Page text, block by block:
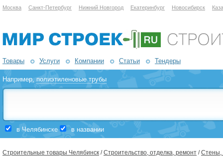
Москва Санкт-Петербург Нижний Новгород Екатеринбург Новосибирск
Товары Услуги Компании Статьи Тендеры
Например,полиэтиленовые трубы
в Челябинске в названии
Строительные товары Челябинск /Строительство, отделка, ремонт /Стены,